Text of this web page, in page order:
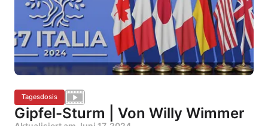
Tagesdosis
Gipfel-Sturm | Von Willy Wimmer